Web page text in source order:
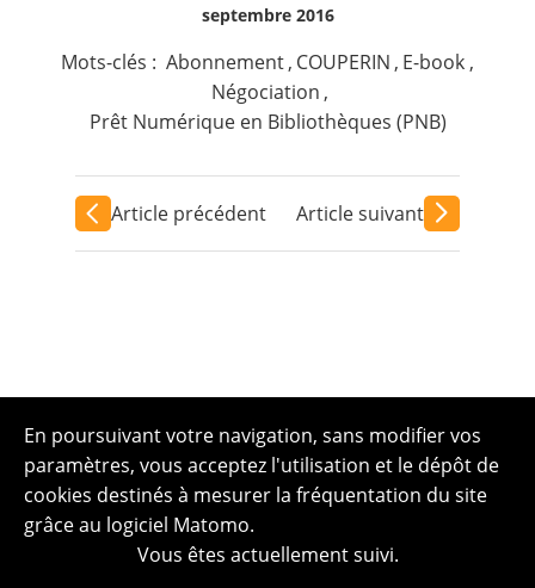
septembre 2016
Mots-clés : Abonnement, COUPERIN , E-book ,
Négociation ,
Prêt Numérique en Bibliothèques (PNB)
Article précédent Article suivant
En poursuivant votre navigation, sans modifier vos
paramètres, vous acceptez l'utilisation et le dépôt de
cookies destinés à mesurer la fréquentation du site
grâce au logiciel Matomo.
Vous êtes actuellement suivi.